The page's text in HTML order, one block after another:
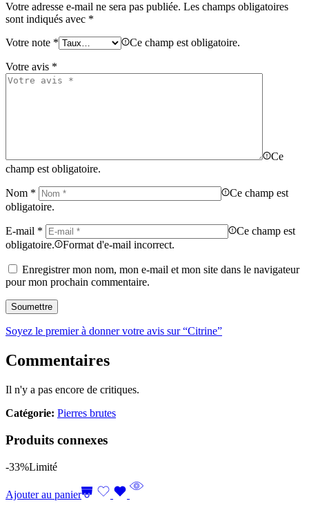
Votre adresse e-mail ne sera pas publiée. Les champs obligatoires
sont indiqués avec *
Votre note * Ce champ est obligatoire.
Votre avis *
Ce
champ est obligatoire.
Nom *
Ce champ est
obligatoire.
E-mail *
Ce champ est
obligatoire.
Format d'e-mail incorrect.
Enregistrer mon nom, mon e-mail et mon site dans le navigateur
pour mon prochain commentaire.
Soyez le premier à donner votre avis sur “Citrine”
Commentaires
Il n'y a pas encore de critiques.
Catégorie: Pierres brutes
Produits connexes
-33%Limité
Ajouter au panier